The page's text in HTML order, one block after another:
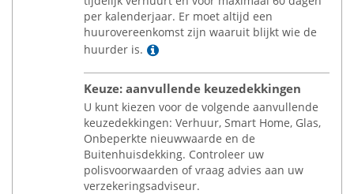
per kalenderjaar. Er moet altijd een
huurovereenkomst zijn waaruit blijkt wie de
huurder is.
Lees meer
Keuze: aanvullende keuzedekkingen
U kunt kiezen voor de volgende aanvullende
keuzedekkingen: Verhuur, Smart Home, Glas,
Onbeperkte nieuwwaarde en de
Buitenhuisdekking. Controleer uw
polisvoorwaarden of vraag advies aan uw
verzekeringsadviseur.